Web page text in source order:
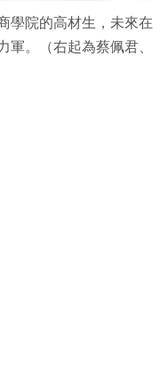
學院的高材生，未來在
。（右起為蔡佩君、